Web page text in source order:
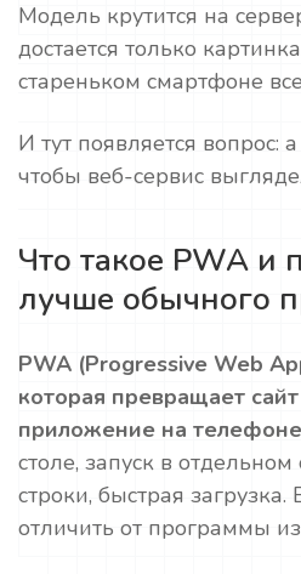
Модель крутится на
достается только
стареньком смартфоне
И тут появляется вопрос:
чтобы веб-сервис
Что такое PWA и
лучше обычного
PWA (Progressive Web
которая превращает
приложение на
столе, запуск в
строки, быстрая
отличить от программы